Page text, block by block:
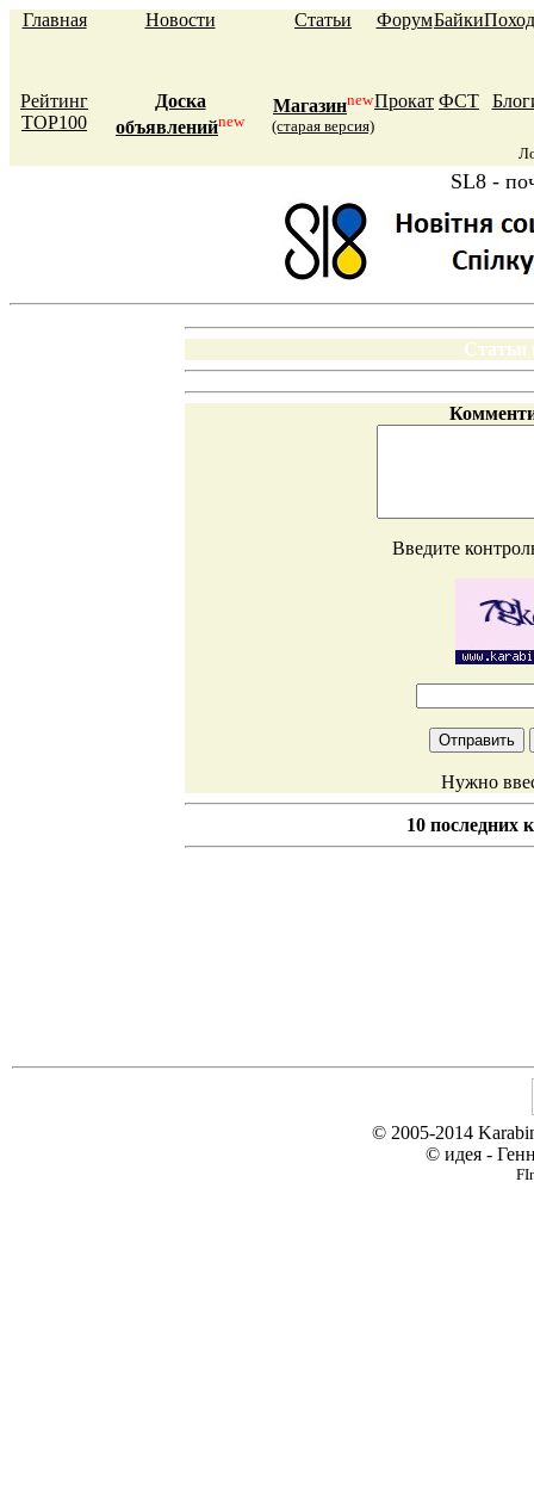
Главная Новости Статьи ФорумБайки
Рейтинг
TOP100
Доска
объявленийnew
Магазинnew
(старая версия)
Прокат ФСТ
SL8 -
Статьи
Введите
Нужно
10 последних
© 2005-2014
© идея -